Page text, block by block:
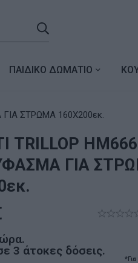
ΠΑΙΔΙΚΟ ΔΩΜΑΤΙΟ
ΣΤΡΩΜΑ 160X200εκ.
TRILLOP
ΓΙΑ
3 άτοκες δόσεις.